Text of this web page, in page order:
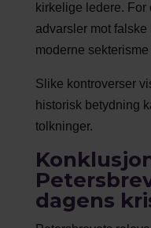
kirkelige ledere. For
advarsler mot
moderne
Slike kontroverser
historisk betydning
tolkninger.
dagens